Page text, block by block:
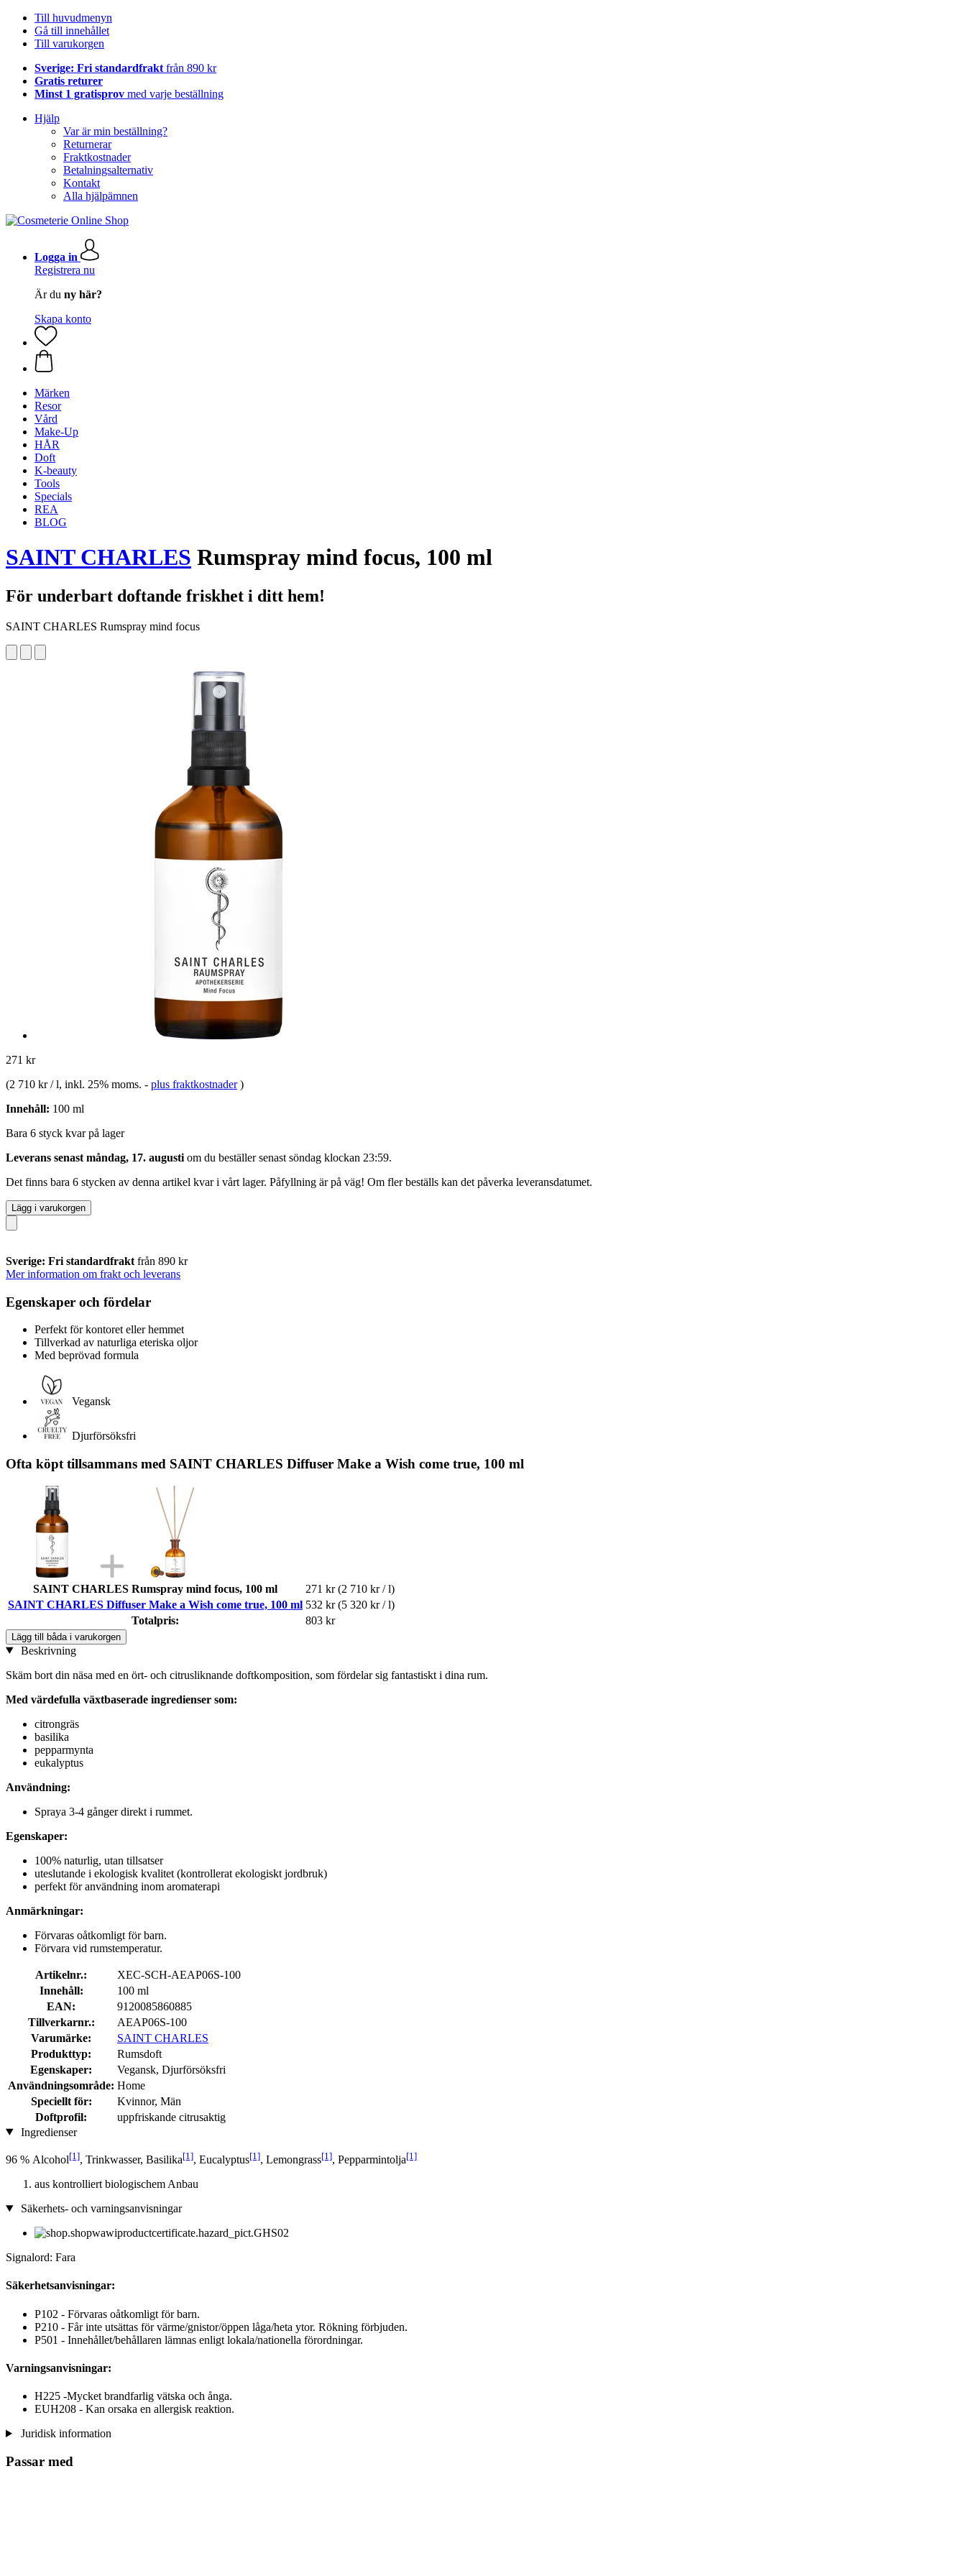
Till huvudmenyn
Gå till innehållet
Till varukorgen
Sverige: Fri standardfrakt från 890 kr
Gratis returer
Minst 1 gratisprov med varje beställning
Hjälp
Var är min beställning?
Returnerar
Fraktkostnader
Betalningsalternativ
Kontakt
Alla hjälpämnen
Logga in
Registrera nu
Är du ny här?
Skapa konto
Märken
Resor
Vård
Make-Up
HÅR
Doft
K-beauty
Tools
Specials
REA
BLOG
SAINT CHARLES Rumspray mind focus, 100 ml
För underbart doftande friskhet i ditt hem!
SAINT CHARLES Rumspray mind focus
271 kr
(2 710 kr / l, inkl. 25% moms. - plus fraktkostnader )
Innehåll: 100 ml
Bara 6 styck kvar på lager
Leverans senast måndag, 17. augusti om du beställer senast söndag klockan 23:59.
Det finns bara 6 stycken av denna artikel kvar i vårt lager. Påfyllning är på väg! Om fler beställs kan det påverka leveransdatumet.
Lägg i varukorgen
Sverige: Fri standardfrakt från 890 kr
Mer information om frakt och leverans
Egenskaper och fördelar
Perfekt för kontoret eller hemmet
Tillverkad av naturliga eteriska oljor
Med beprövad formula
Vegansk
Djurförsöksfri
Ofta köpt tillsammans med SAINT CHARLES Diffuser Make a Wish come true, 100 ml
SAINT CHARLES Rumspray mind focus, 100 ml 271 kr (2 710 kr / l)
SAINT CHARLES Diffuser Make a Wish come true, 100 ml 532 kr (5 320 kr / l)
Totalpris:
803 kr
Lägg till båda i varukorgen
Beskrivning
Skäm bort din näsa med en ört- och citrusliknande doftkomposition, som fördelar sig fantastiskt i dina rum.
Med värdefulla växtbaserade ingredienser som:
citrongräs
basilika
pepparmynta
eukalyptus
Användning:
Spraya 3-4 gånger direkt i rummet.
Egenskaper:
100% naturlig, utan tillsatser
uteslutande i ekologisk kvalitet (kontrollerat ekologiskt jordbruk)
perfekt för användning inom aromaterapi
Anmärkningar:
Förvaras oåtkomligt för barn.
Förvara vid rumstemperatur.
Artikelnr.:
XEC-SCH-AEAP06S-100
Innehåll:
100 ml
EAN:
9120085860885
Tillverkarnr.:
AEAP06S-100
Varumärke:
SAINT CHARLES
Produkttyp:
Rumsdoft
Egenskaper:
Vegansk, Djurförsöksfri
Användningsområde: Home
Speciellt för:
Kvinnor, Män
Doftprofil:
uppfriskande citrusaktig
Ingredienser
96 % Alcohol[1], Trinkwasser, Basilika[1], Eucalyptus[1], Lemongrass[1], Pepparmintolja[1]
aus kontrolliert biologischem Anbau
Säkerhets- och varningsanvisningar
Signalord: Fara
Säkerhetsanvisningar:
P102 - Förvaras oåtkomligt för barn.
P210 - Får inte utsättas för värme/gnistor/öppen låga/heta ytor. Rökning förbjuden.
P501 - Innehållet/behållaren lämnas enligt lokala/nationella förordningar.
Varningsanvisningar:
H225 -Mycket brandfarlig vätska och ånga.
EUH208 - Kan orsaka en allergisk reaktion.
Juridisk information
Passar med